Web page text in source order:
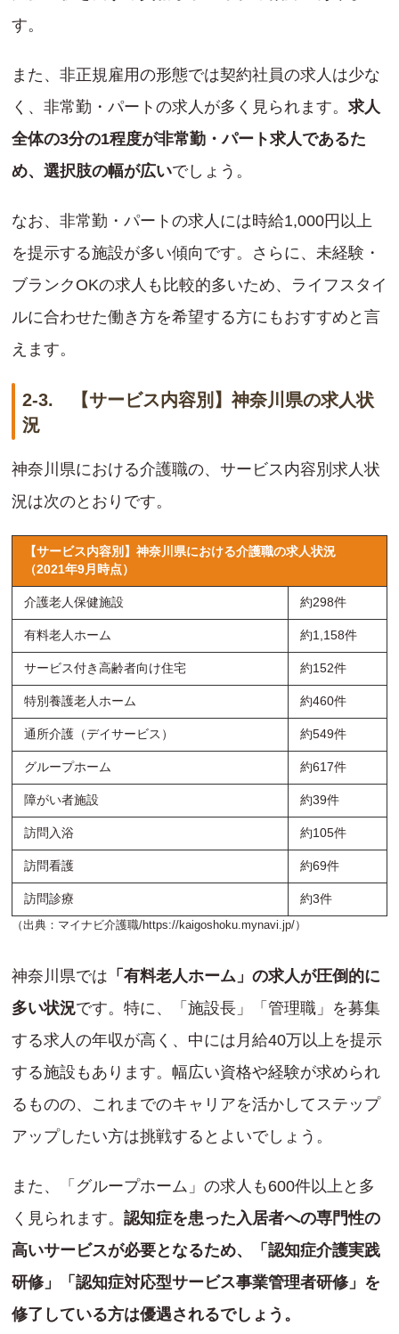
す。
また、非正規雇用の形態では契約社員の求人は少な
く、非常勤・パートの求人が多く見られます。 求人
全体の3分の1程度が非常勤・パート求人であるた
め、選択肢の幅が広いでしょう。
なお、非常勤・パートの求人には時給1,000円以上
を提示する施設が多い傾向です。さらに、未経験・
ブランクOKの求人も比較的多いため、ライフスタイ
ルに合わせた働き方を希望する方にもおすすめと言
えます。
2-3. 【サービス内容別】神奈川県の求人状
況
神奈川県における介護職の、サービス内容別求人状
況は次のとおりです。
【サービス内容別】神奈川県における介護職の求人状況
（2021年9月時点）
介護老人保健施設 約298件
有料老人ホーム 約1,158件
サービス付き高齢者向け住宅 約152件
特別養護老人ホーム 約460件
通所介護（デイサービス） 約549件
グループホーム 約617件
障がい者施設 約39件
訪問入浴 約105件
訪問看護 約69件
訪問診療
約3件
（出典：マイナビ介護職/https://kaigoshoku.mynavi.jp/）
神奈川県では 「有料老人ホーム」の求人が圧倒的に
多い状況です。特に、「施設長」「管理職」を募集
する求人の年収が高く、中には月給40万以上を提示
する施設もあります。幅広い資格や経験が求められ
るものの、これまでのキャリアを活かしてステップ
アップしたい方は挑戦するとよいでしょう。
また、「グループホーム」の求人も600件以上と多
く見られます。 認知症を患った入居者への専門性の
高いサービスが必要となるため、「認知症介護実践
研修」「認知症対応型サービス事業管理者研修」を
修了している方は優遇されるでしょう。